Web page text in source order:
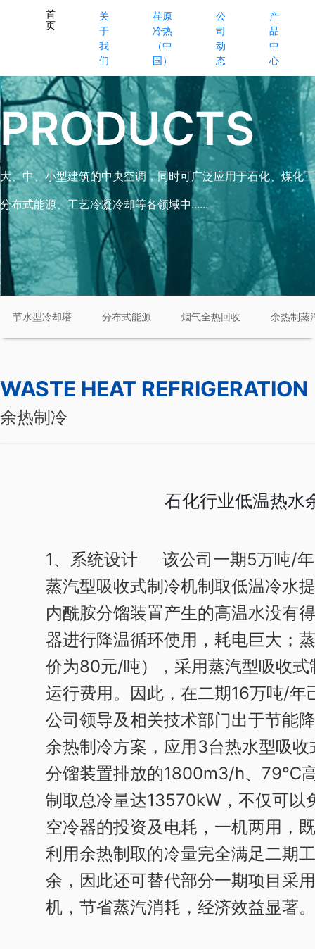
首
页
关
于
我
们
荏原
冷热
（中
国）
公
司
动
态
产
品
中
心
PRODUCTS
大、中、小型建筑的中央空调，同时可广泛应用于石化、煤化
分布式能源、工艺冷凝冷却等各领域中......
节水型冷却塔 分布式能源 烟气全热回收 余热制蒸
WASTE HEAT REFRIGERATION
余热制冷
石化行业低温热水
1、系统设计 该公司一期5万吨/年
蒸汽型吸收式制冷机制取低温冷水
内酰胺分馏装置产生的高温水没有
器进行降温循环使用，耗电巨大；
价为80元/吨），采用蒸汽型吸收
运行费用。因此，在二期16万吨/年
公司领导及相关技术部门出于节能
余热制冷方案，应用3台热水型吸
分馏装置排放的1800m3/h、79℃
制取总冷量达13570kW，不仅可以
空冷器的投资及电耗，一机两用，
利用余热制取的冷量完全满足二期
余，因此还可替代部分一期项目采
机，节省蒸汽消耗，经济效益显著。